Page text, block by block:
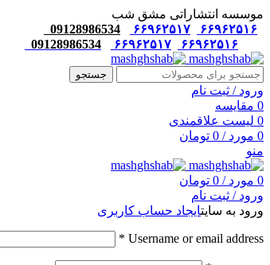
موسسه انتشاراتی مشق شب
۶۶۹۶۲۵۱۶
۶۶۹۶۲۵۱۷
09128986534
۶۶۹۶۲۵۱۶
۶۶۹۶۲۵۱۷ 09128986534
جستجو
ورود / ثبت نام
0 مقایسه
0 لیست علاقمندی
0 مورد /
0 تومان
منو
0 مورد /
0 تومان
ورود / ثبت نام
ورود به سایتایجاد حساب کاربری
Username or email address
*